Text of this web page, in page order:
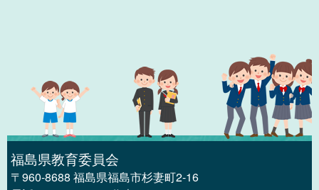
福島県教育委員会
〒960-8688 福島県福島市杉妻町2-16